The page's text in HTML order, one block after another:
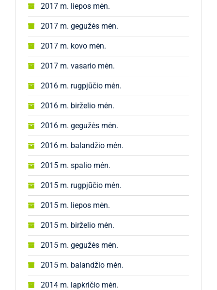
2017 m. liepos mėn.
2017 m. gegužės mėn.
2017 m. kovo mėn.
2017 m. vasario mėn.
2016 m. rugpjūčio mėn.
2016 m. birželio mėn.
2016 m. gegužės mėn.
2016 m. balandžio mėn.
2015 m. spalio mėn.
2015 m. rugpjūčio mėn.
2015 m. liepos mėn.
2015 m. birželio mėn.
2015 m. gegužės mėn.
2015 m. balandžio mėn.
2014 m. lapkričio mėn.